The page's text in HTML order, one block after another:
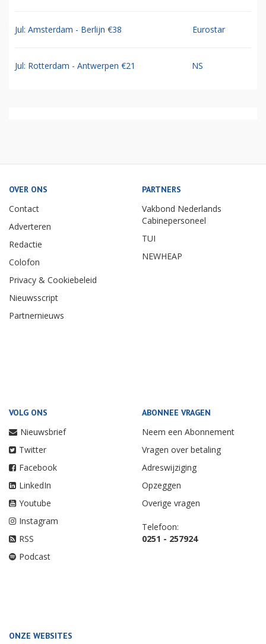
Jul: Amsterdam - Berlijn €38 Eurostar
Jul: Rotterdam - Antwerpen €21 NS
OVER ONS
Contact
Adverteren
Redactie
Colofon
Privacy & Cookiebeleid
Nieuwsscript
Partnernieuws
PARTNERS
Vakbond Nederlands
Cabinepersoneel
TUI
NEWHEAP
VOLG ONS
Nieuwsbrief
Twitter
Facebook
LinkedIn
Youtube
Instagram
RSS
Podcast
ABONNEE VRAGEN
Neem een Abonnement
Vragen over betaling
Adreswijziging
Opzeggen
Overige vragen
Telefoon:
0251 - 257924
ONZE WEBSITES